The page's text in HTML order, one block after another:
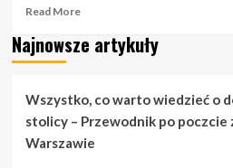
Read MoreRead
about
na
koszykówkę
szybko,
Najnowsze artykuły
Wszystko, co warto wiedzieć o
stolicy – Przewodnik po poczcie
Warszawie